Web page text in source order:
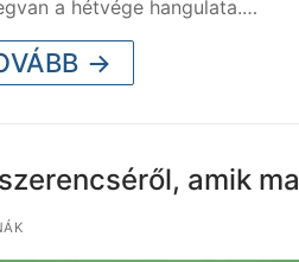
a hétvége hangulata.…
→
amik